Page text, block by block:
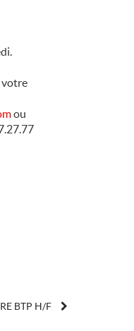
votre
ou
BTP H/F